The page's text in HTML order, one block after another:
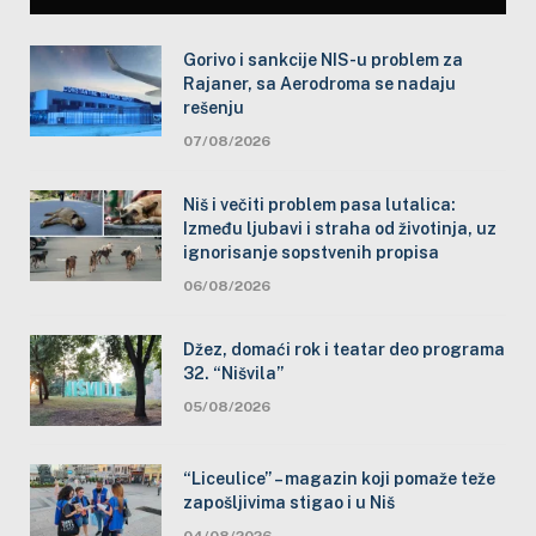
Gorivo i sankcije NIS-u problem za
Rajaner, sa Aerodroma se nadaju
rešenju
07/08/2026
Niš i večiti problem pasa lutalica:
Između ljubavi i straha od životinja, uz
ignorisanje sopstvenih propisa
06/08/2026
Džez, domaći rok i teatar deo programa
32. “Nišvila”
05/08/2026
“Liceulice” – magazin koji pomaže teže
zapošljivima stigao i u Niš